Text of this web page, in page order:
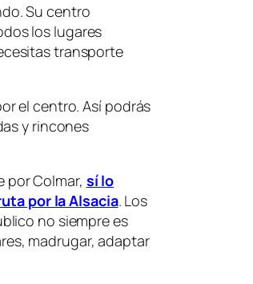
Su centro
los lugares
transporte
el centro. Así podrás
y rincones
por Colmar, sí lo
por la Alsacia. Los
no siempre es
madrugar, adaptar